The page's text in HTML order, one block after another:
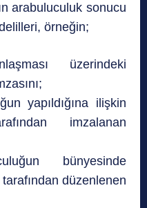
arabuluculuk sonucu
örneğin;
üzerindeki
yapıldığına ilişkin
imzalanan
bünyesinde
tarafından düzenlenen